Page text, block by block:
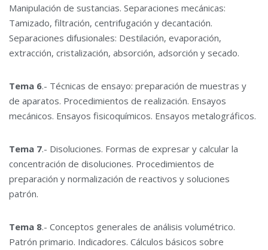
Manipulación de sustancias. Separaciones mecánicas:
Tamizado, filtración, centrifugación y decantación.
Separaciones difusionales: Destilación, evaporación,
extracción, cristalización, absorción, adsorción y secado.
Tema 6.- Técnicas de ensayo: preparación de muestras y
de aparatos. Procedimientos de realización. Ensayos
mecánicos. Ensayos fisicoquímicos. Ensayos metalográficos.
Tema 7.- Disoluciones. Formas de expresar y calcular la
concentración de disoluciones. Procedimientos de
preparación y normalización de reactivos y soluciones
patrón.
Tema 8.- Conceptos generales de análisis volumétrico.
Patrón primario. Indicadores. Cálculos básicos sobre